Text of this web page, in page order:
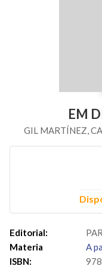
EM
GIL MARTÍNEZ,
Editorial:
Materia
A
ISBN: